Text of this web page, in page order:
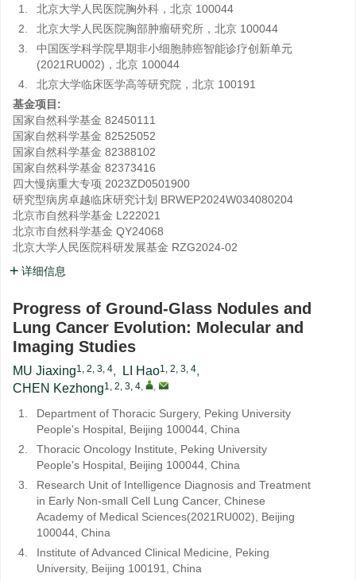
1.
北京大学人民医院胸外科，北京 100044
2.
北京大学人民医院胸部肿瘤研究所，北京 100044
3.
中国医学科学院早期非小细胞肺癌智能诊疗创新单元
(2021RU002)，北京 100044
4.
北京大学临床医学高等研究院，北京 100191
基金项目:
国家自然科学基金 82450111
国家自然科学基金 82525052
国家自然科学基金 82388102
国家自然科学基金 82373416
四大慢病重大专项 2023ZD0501900
研究型病房卓越临床研究计划 BRWEP2024W034080204
北京市自然科学基金 L222021
北京市自然科学基金 QY24068
北京大学人民医院科研发展基金 RZG2024-02
详细信息
Progress of Ground-Glass Nodules and
Lung Cancer Evolution: Molecular and
Imaging Studies
MU Jiaxing1, 2, 3, 4, LI Hao1, 2, 3, 4,
CHEN Kezhong1, 2, 3, 4, ,
1.
Department of Thoracic Surgery, Peking University
People's Hospital, Beijing 100044, China
2.
Thoracic Oncology Institute, Peking University
People's Hospital, Beijing 100044, China
3.
Research Unit of Intelligence Diagnosis and Treatment
in Early Non-small Cell Lung Cancer, Chinese
Academy of Medical Sciences(2021RU002), Beijing
100044, China
4.
Institute of Advanced Clinical Medicine, Peking
University, Beijing 100191, China